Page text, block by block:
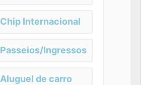
Chip Internacional
Passeios/Ingressos
Aluguel de carro